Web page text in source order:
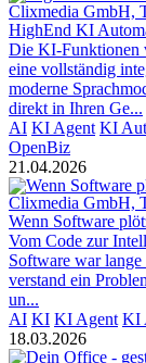
Clixmedia GmbH,
HighEnd KI
Die KI-Funktionen
eine vollständig
moderne
direkt in Ihren Ge...
AI KI Agent KI
OpenBiz
21.04.2026
Clixmedia GmbH,
Wenn Software
Vom Code zur
Software war
verstand ein
un...
AI KI KI Agent KI
18.03.2026